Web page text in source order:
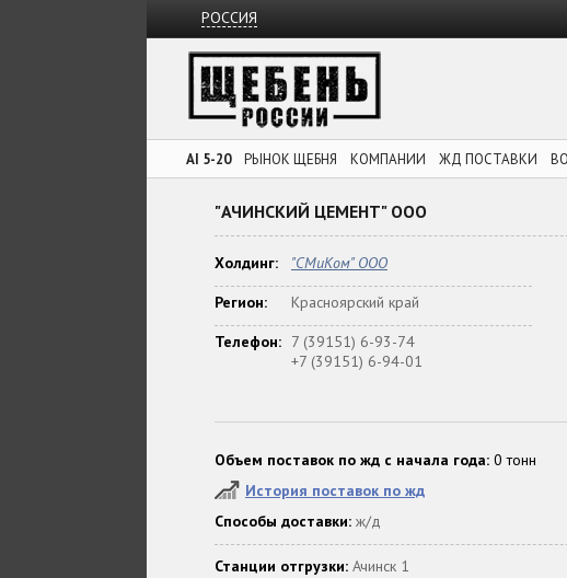
РОССИЯ
AI 5-20 РЫНОК ЩЕБНЯ КОМПАНИИ ЖД ПОСТАВКИ
"АЧИНСКИЙ ЦЕМЕНТ" ООО
Холдинг:
"СМиКом" ООО
Регион:
Красноярский край
Телефон: 7 (39151) 6-93-74
+7 (39151) 6-94-01
Объем поставок по жд с начала года: 0 тонн
История поставок по жд
Способы доставки: ж/д
Станции отгрузки: Ачинск 1